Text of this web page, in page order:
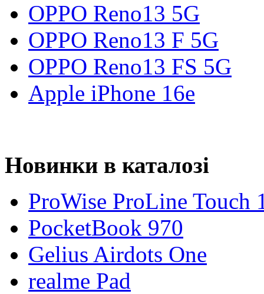
OPPO Reno13 5G
OPPO Reno13 F 5G
OPPO Reno13 FS 5G
Apple iPhone 16e
Новинки в каталозі
ProWise ProLine Touch
PocketBook 970
Gelius Airdots One
realme Pad